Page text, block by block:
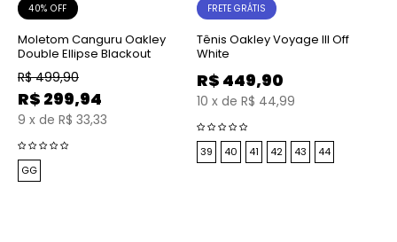
40% OFF
Moletom Canguru Oakley
Double Ellipse Blackout
R$ 499,90
R$ 299,94
9 x de R$ 33,33
GG
FRETE GRÁTIS
Tênis Oakley Voyage III Off
White
R$ 449,90
10 x de R$ 44,99
39 40 41 42 43 44